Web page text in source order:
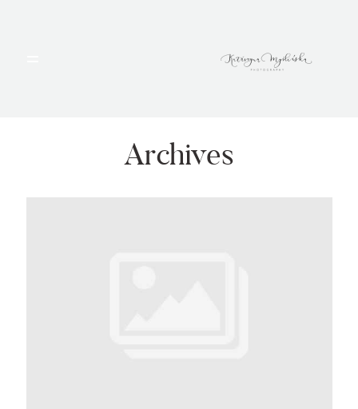
Archives
PORTFOLIO